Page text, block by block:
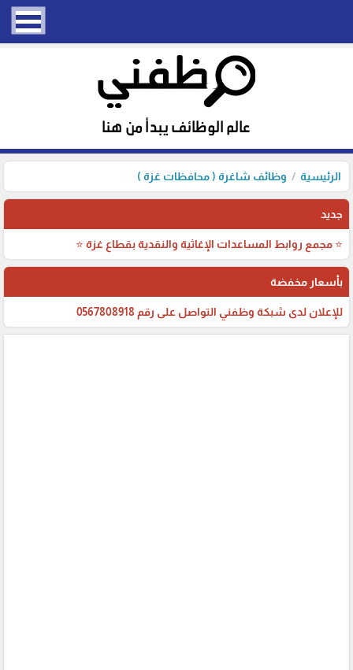
الرئيسية وظائف شاغرة ( محافظات غزة )
جديد
⭐ مجمع روابط المساعدات الإغاثية والنقدية بقطاع غزة ⭐
بأسعار مخفضة
للإعلان لدى شبكة وظفني التواصل على رقم 0567808918